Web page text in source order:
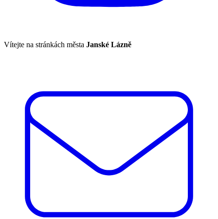
Vítejte na stránkách města Janské Lázně